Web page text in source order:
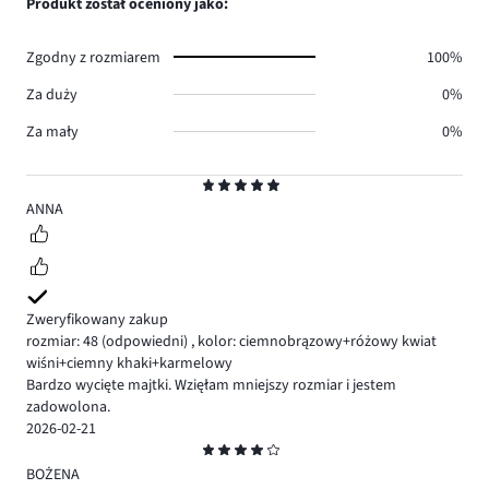
5
ANNA
Zweryfikowany zakup
rozmiar: 48 (odpowiedni) , kolor: ciemnobrązowy+różowy kwiat
wiśni+ciemny khaki+karmelowy
Bardzo wycięte majtki. Wzięłam mniejszy rozmiar i jestem
zadowolona.
2026-02-21
4
BOŻENA
Zgodny z rozmiarem
100%
Za duży
0%
Za mały
0%